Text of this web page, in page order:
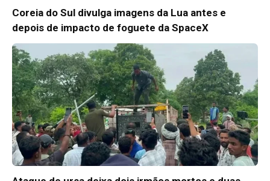
Coreia do Sul divulga imagens da Lua antes e
depois de impacto de foguete da SpaceX